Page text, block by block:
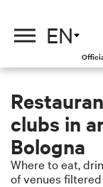
EN
clubs in
Bologna
Where to eat,
of venues